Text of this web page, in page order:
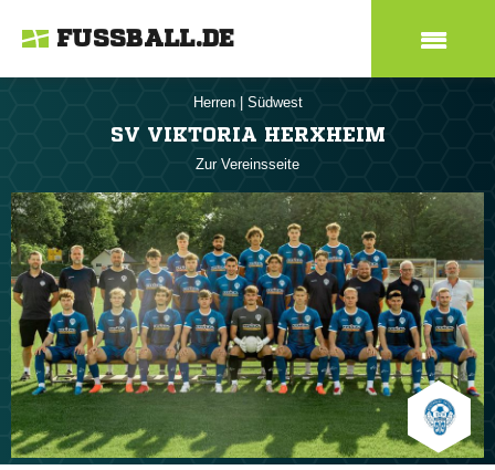
FUSSBALL.DE
Herren Südwest
SV VIKTORIA HERXHEIM
Zur Vereinsseite